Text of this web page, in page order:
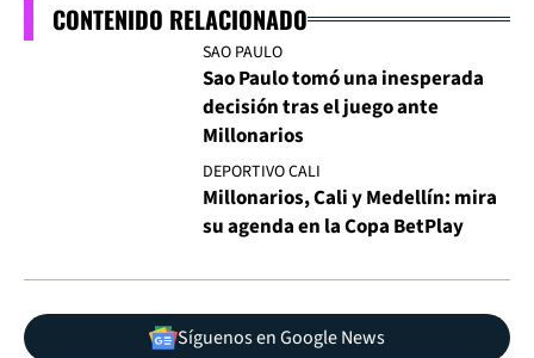
CONTENIDO RELACIONADO
SAO PAULO
Sao Paulo tomó una inesperada
decisión tras el juego ante
Millonarios
DEPORTIVO CALI
Millonarios, Cali y Medellín: mira
su agenda en la Copa BetPlay
Síguenos en Google News